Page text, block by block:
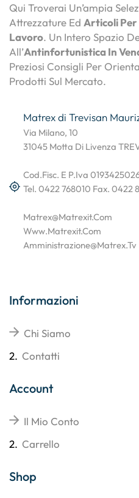
Qui Troverai Un’ampia
Attrezzature Ed Articoli Per
Lavoro. Un Intero Spazio
All’Antinfortunistica In
Preziosi Consigli Per
Prodotti Sul Mercato.
Matrex di Trevisan
Via Milano, 10
31045 Motta Di Livenza
Cod.Fisc. E P.Iva
Tel. 0422 768010 Fax. 0422
Matrex@matrexit.com
Www.matrexit.com
Amministrazione@matrex.tv
Informazioni
Chi Siamo
2. Contatti
Account
Il Mio Conto
2. Carrello
Shop